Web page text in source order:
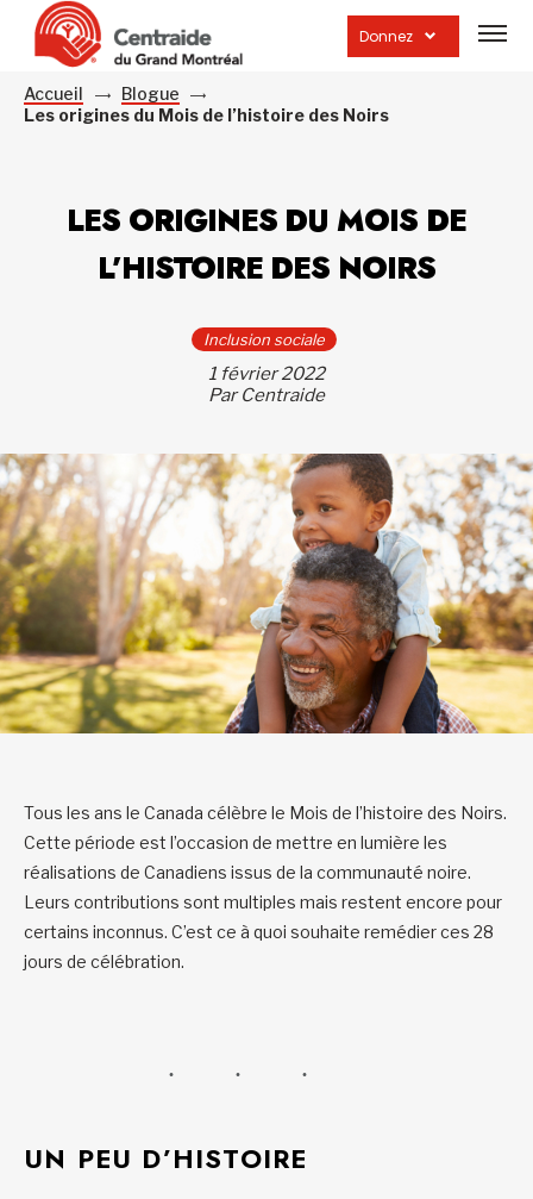
Donnez
la
Accueil
Blogue
Les origines du Mois de l’histoire des Noirs
LES ORIGINES DU MOIS DE
L’HISTOIRE DES NOIRS
Inclusion sociale
1 février 2022
Par Centraide
Tous les ans le Canada célèbre le Mois de l’histoire des Noirs.
Cette période est l’occasion de mettre en lumière les
réalisations de Canadiens issus de la communauté noire.
Leurs contributions sont multiples mais restent encore pour
certains inconnus. C’est ce à quoi souhaite remédier ces 28
jours de célébration.
UN PEU D’HISTOIRE